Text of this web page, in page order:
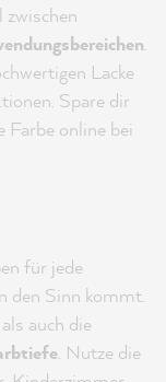
.
Lacke
Spare dir
online bei
für jede
den Sinn kommt.
auch die
. Nutze die